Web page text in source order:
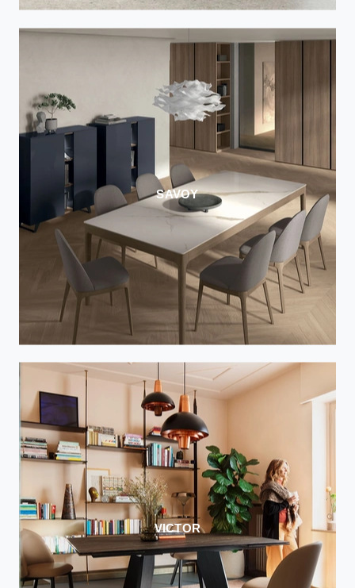
SAVOY
VICTOR